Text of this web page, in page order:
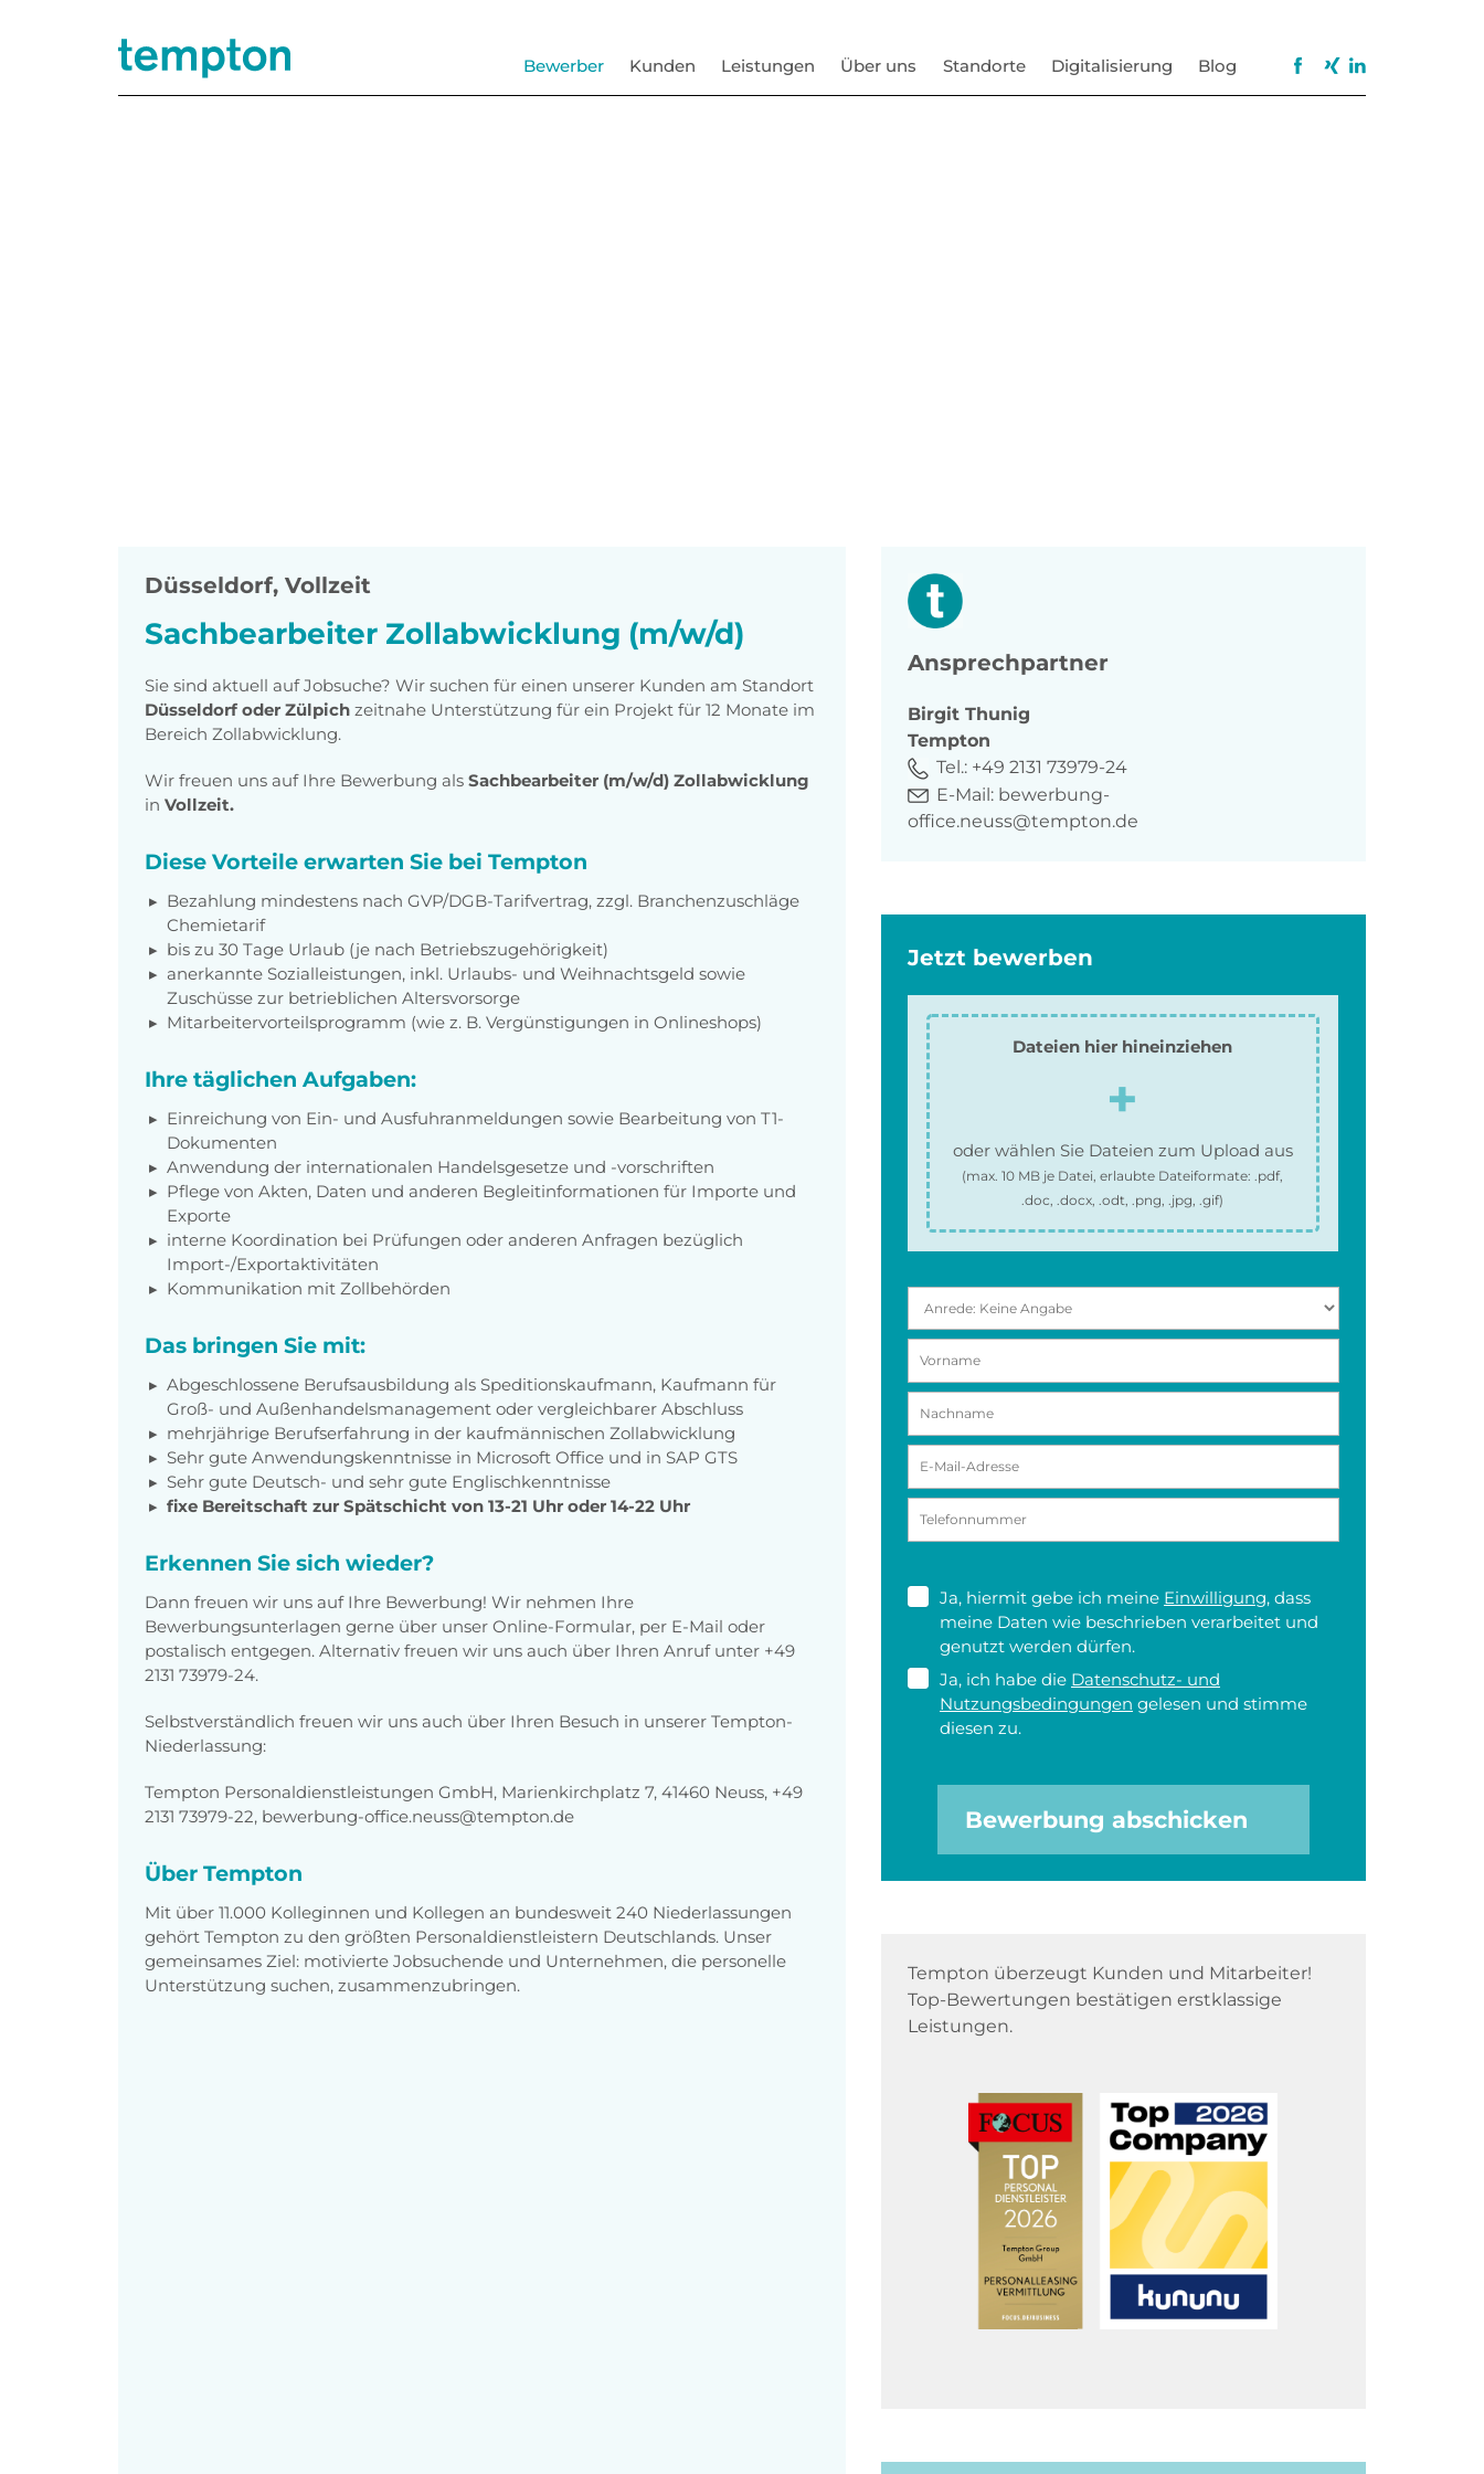
Bewerber Kunden Leistungen Über uns Standorte Digitalisierung Blog
Düsseldorf, Vollzeit
Sachbearbeiter Zollabwicklung (m/w/d)
Sie sind aktuell auf Jobsuche? Wir suchen für einen unserer Kunden am Standort
Düsseldorf oder Zülpich zeitnahe Unterstützung für ein Projekt für 12 Monate im
Bereich Zollabwicklung.
Wir freuen uns auf Ihre Bewerbung als Sachbearbeiter (m/w/d) Zollabwicklung
in Vollzeit.
Diese Vorteile erwarten Sie bei Tempton
Bezahlung mindestens nach GVP/DGB-Tarifvertrag, zzgl. Branchenzuschläge
Chemietarif
bis zu 30 Tage Urlaub (je nach Betriebszugehörigkeit)
anerkannte Sozialleistungen, inkl. Urlaubs- und Weihnachtsgeld sowie
Zuschüsse zur betrieblichen Altersvorsorge
Mitarbeitervorteilsprogramm (wie z. B. Vergünstigungen in Onlineshops)
Ihre täglichen Aufgaben:
Einreichung von Ein- und Ausfuhranmeldungen sowie Bearbeitung von T1-
Dokumenten
Anwendung der internationalen Handelsgesetze und -vorschriften
Pflege von Akten, Daten und anderen Begleitinformationen für Importe und
Exporte
interne Koordination bei Prüfungen oder anderen Anfragen bezüglich
Import-/Exportaktivitäten
Kommunikation mit Zollbehörden
Das bringen Sie mit:
Abgeschlossene Berufsausbildung als Speditionskaufmann, Kaufmann für
Groß- und Außenhandelsmanagement oder vergleichbarer Abschluss
mehrjährige Berufserfahrung in der kaufmännischen Zollabwicklung
Sehr gute Anwendungskenntnisse in Microsoft Office und in SAP GTS
Sehr gute Deutsch- und sehr gute Englischkenntnisse
fixe Bereitschaft zur Spätschicht von 13-21 Uhr oder 14-22 Uhr
Erkennen Sie sich wieder?
Dann freuen wir uns auf Ihre Bewerbung! Wir nehmen Ihre
Bewerbungsunterlagen gerne über unser Online-Formular, per E-Mail oder
postalisch entgegen. Alternativ freuen wir uns auch über Ihren Anruf unter +49
2131 73979-24.
Selbstverständlich freuen wir uns auch über Ihren Besuch in unserer Tempton-
Niederlassung:
Tempton Personaldienstleistungen GmbH, Marienkirchplatz 7, 41460 Neuss, +49
2131 73979-22, bewerbung-office.neuss@tempton.de
Über Tempton
Mit über 11.000 Kolleginnen und Kollegen an bundesweit 240 Niederlassungen
gehört Tempton zu den größten Personaldienstleistern Deutschlands. Unser
gemeinsames Ziel: motivierte Jobsuchende und Unternehmen, die personelle
Unterstützung suchen, zusammenzubringen.
Ansprechpartner
Birgit Thunig
Tempton
Tel.: +49 2131 73979-24
E-Mail: bewerbung-
office.neuss@tempton.de
Jetzt bewerben
Dateien hier hineinziehen
oder wählen Sie Dateien zum Upload aus
(max.10 MB je Datei, erlaubte Dateiformate:.pdf,
.doc, .docx, .odt, .png, .jpg, .gif)
Ja, hiermit gebe ich meine Einwilligung, dass
meine Daten wie beschrieben verarbeitet und
genutzt werden dürfen.
Ja, ich habe die Datenschutz- und
Nutzungsbedingungen gelesen und stimme
diesen zu.
Bewerbung abschicken
Tempton überzeugt Kunden und Mitarbeiter!
Top-Bewertungen bestätigen erstklassige
Leistungen.